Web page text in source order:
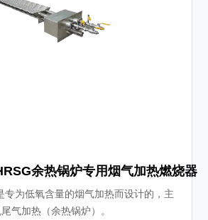
余热锅炉专用烟气加热燃烧器
专为低氧含量的烟气加热而设计的，主
气加热（余热锅炉）。